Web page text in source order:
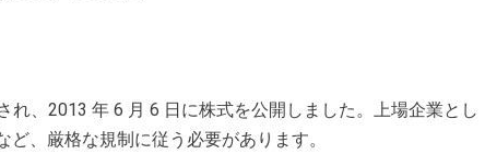
れ、2013 年 6 月 6 日に株式を公開しました。上場企業とし
、厳格な規制に従う必要があります。